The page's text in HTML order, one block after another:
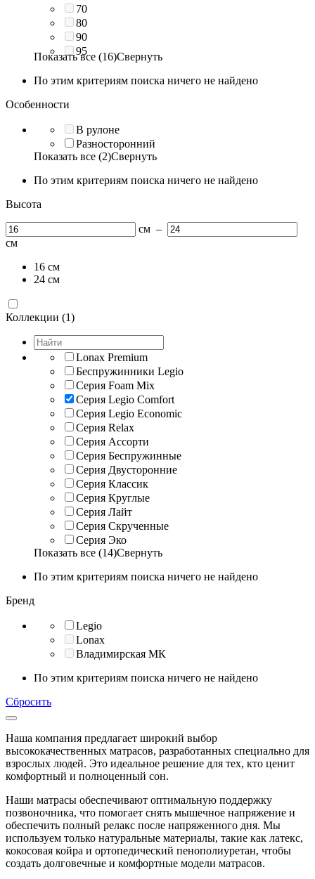
70
80
90
95
Показать все (16)Свернуть
По этим критериям поиска ничего не найдено
Особенности
В рулоне
Разносторонний
Показать все (2)Свернуть
По этим критериям поиска ничего не найдено
Высота
см –
см
16 см
24 см
Коллекции (1)
Lonax Premium
Беспружинники Legio
Серия Foam Mix
Серия Legio Comfort
Серия Legio Economic
Серия Relax
Серия Ассорти
Серия Беспружинные
Серия Двусторонние
Серия Классик
Серия Круглые
Серия Лайт
Серия Скрученные
Серия Эко
Показать все (14)Свернуть
По этим критериям поиска ничего не найдено
Бренд
Legio
Lonax
Владимирская МК
По этим критериям поиска ничего не найдено
Сбросить
Наша компания предлагает широкий выбор
высококачественных матрасов, разработанных специально для
взрослых людей. Это идеальное решение для тех, кто ценит
комфортный и полноценный сон.
Наши матрасы обеспечивают оптимальную поддержку
позвоночника, что помогает снять мышечное напряжение и
обеспечить полный релакс после напряженного дня. Мы
используем только натуральные материалы, такие как латекс,
кокосовая койра и ортопедический пенополиуретан, чтобы
создать долговечные и комфортные модели матрасов.